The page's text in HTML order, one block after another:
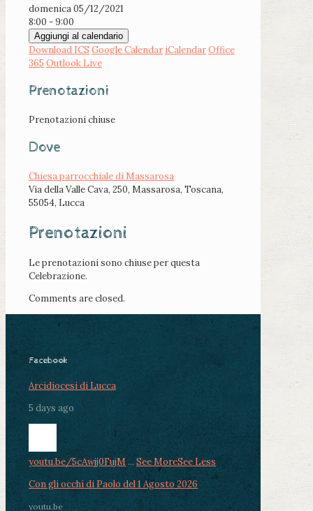
domenica 05/12/2021
8:00 - 9:00
Aggiungi al calendario
Download ICS Google Calendar iCalendarOffice
365 Outlook Live
Prenotazioni
Prenotazioni chiuse
Dove
Chiesa parrocchiale di Massarosa
Via della Valle Cava, 250, Massarosa, Toscana,
55054, Lucca
Prenotazioni
Le prenotazioni sono chiuse per questa
Celebrazione.
Comments are closed.
Facebook
Arcidiocesi di Lucca
5 days ago
youtu.be/5cAwjj0FujM ... See MoreSee Less
Con gli occhi di Paolo del 1 Agosto 2026
youtu.be